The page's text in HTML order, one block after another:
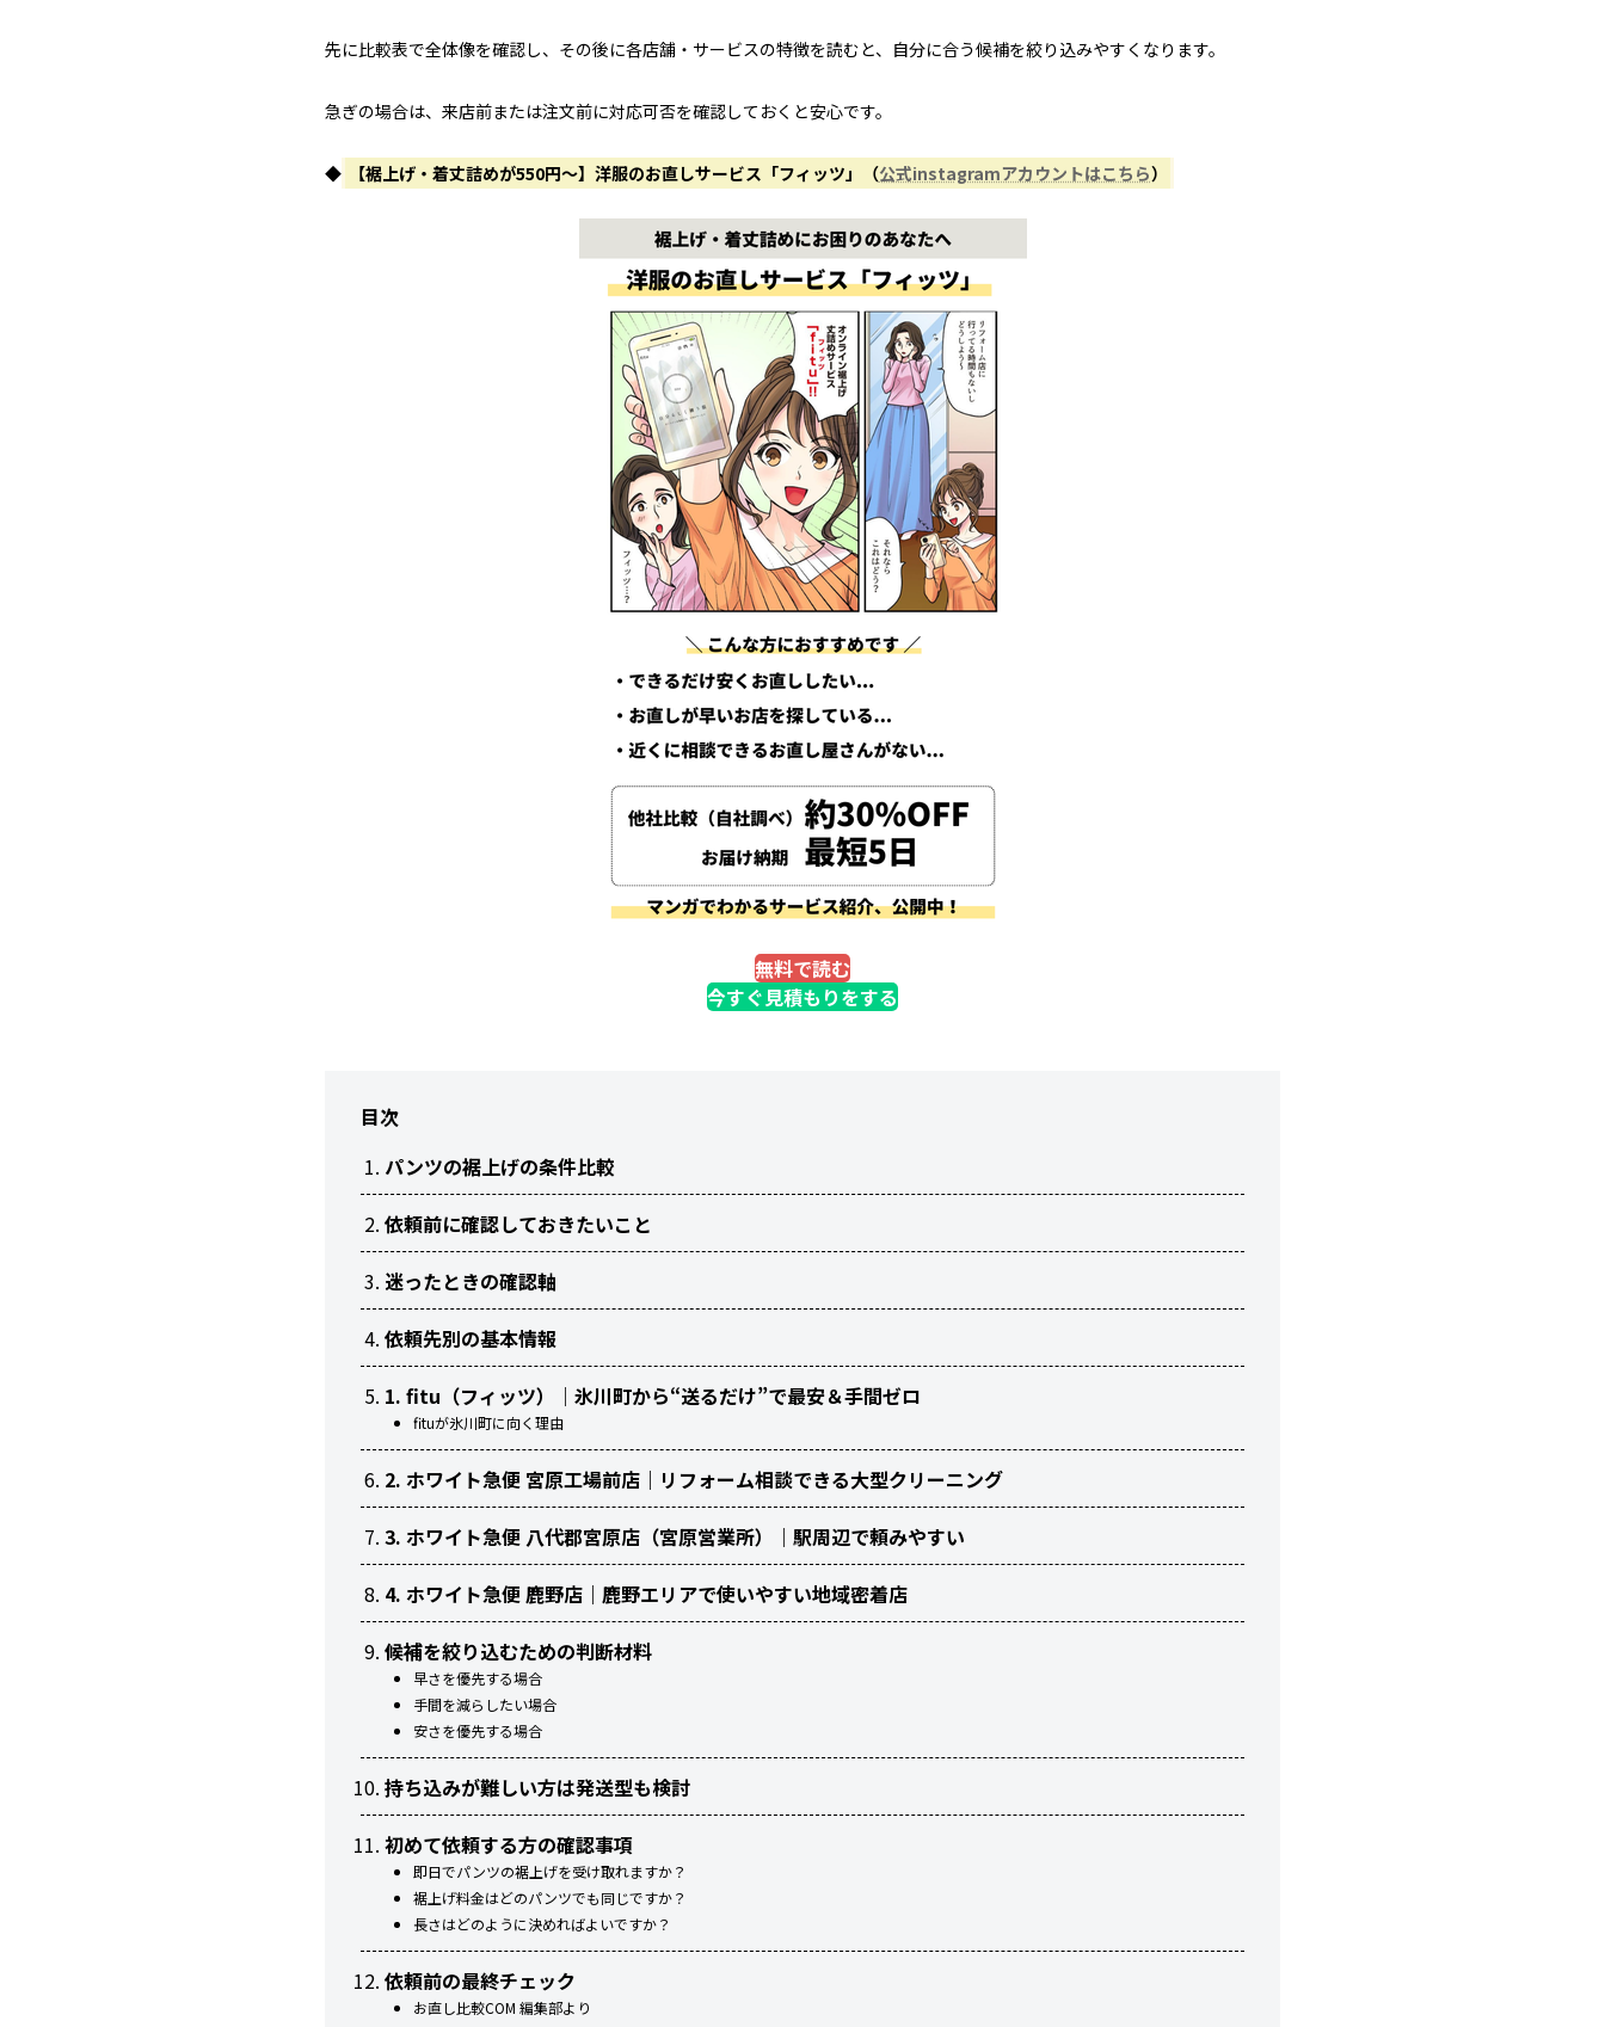
先に比較表で全体像を確認し、その後に各店舗・サービスの特徴を読むと、自分に合う候補を絞り込みやすくなります。
急ぎの場合は、来店前または注文前に対応可否を確認しておくと安心です。
◆ 【裾上げ・着丈詰めが550円〜】洋服のお直しサービス「フィッツ」（公式instagramアカウントはこちら）
無料で読む
今すぐ見積もりをする
目次
パンツの裾上げの条件比較
依頼前に確認しておきたいこと
迷ったときの確認軸
依頼先別の基本情報
1. fitu（フィッツ）｜氷川町から“送るだけ”で最安＆手間ゼロ
fituが氷川町に向く理由
2. ホワイト急便 宮原工場前店｜リフォーム相談できる大型クリーニング
3. ホワイト急便 八代郡宮原店（宮原営業所）｜駅周辺で頼みやすい
4. ホワイト急便 鹿野店｜鹿野エリアで使いやすい地域密着店
候補を絞り込むための判断材料
早さを優先する場合
手間を減らしたい場合
安さを優先する場合
持ち込みが難しい方は発送型も検討
初めて依頼する方の確認事項
即日でパンツの裾上げを受け取れますか？
裾上げ料金はどのパンツでも同じですか？
長さはどのように決めればよいですか？
依頼前の最終チェック
お直し比較COM 編集部より